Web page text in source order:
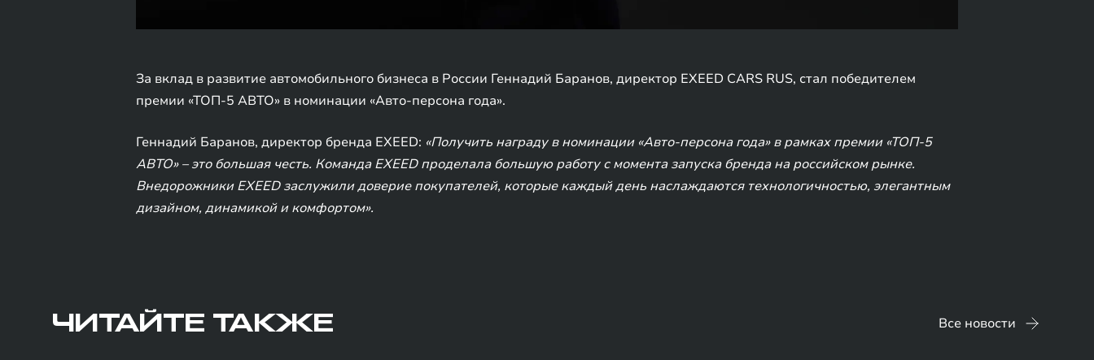
За вклад в развитие автомобильного бизнеса в России Геннадий Баранов, директор EXEED CARS RUS, стал победителем
премии «ТОП-5 АВТО» в номинации «Авто-персона года».
Геннадий Баранов, директор бренда EXEED: «Получить награду в номинации «Авто-персона года» в рамках премии «ТОП-5
АВТО» – это большая честь. Команда EXEED проделала большую работу с момента запуска бренда на российском рынке.
Внедорожники EXEED заслужили доверие покупателей, которые каждый день наслаждаются технологичностью, элегантным
дизайном, динамикой и комфортом».
ЧИТАЙТЕ ТАКЖЕ Все новости